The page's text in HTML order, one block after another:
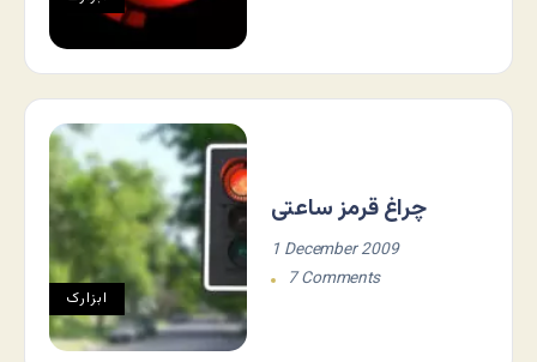
ابزارک
چراغ قرمز ساعتی
1 December 2009
7 Comments